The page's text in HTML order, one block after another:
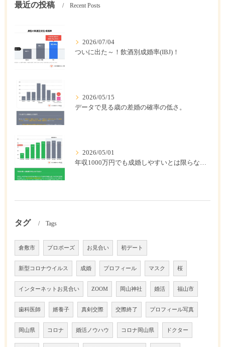
最近の投稿 Recent Posts
2026/07/04
ついに出た～！飲酒別成婚率(IBJ)！
2026/05/15
データで見る歳の差婚の確率の低さ。
2026/05/01
タグ Tags
倉敷市 プロポーズ お見合い 初デート
新型コロナウイルス 成婚 プロフィール マスク 桜
インターネットお見合い ZOOM 岡山神社 婚活 福山市
歯科医師 婿養子 真剣交際 交際終了 プロフィール写真
岡山県 コロナ 婚活ノウハウ コロナ岡山県 ドクター